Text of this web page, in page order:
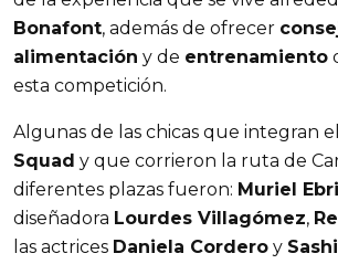
Bonafont, además de ofrecer
alimentación y de entrenamiento
esta competición.
Algunas de las chicas que integran el
Squad y que corrieron la ruta de
diferentes plazas fueron: Muriel
diseñadora Lourdes Villagómez,
las actrices Daniela Cordero y